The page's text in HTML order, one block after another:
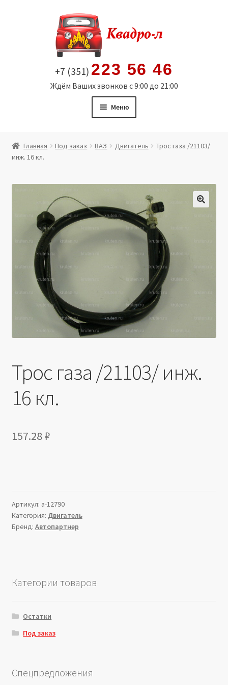
содержимому
+7 (351) 223 56 46
Ждём Ваших звонков с 9:00 до 21:00
Меню
Витрина
Мой аккаунт
Политика в отношении обработки персональных
данных
Производители
Юридические данные
Главная Под заказ ВАЗ Двигатель
Трос газа /21103/
инж. 16 кл.
Трос газа /21103/ инж.
16 кл.
157.28₽
Артикул: a-12790
Категория: Двигатель
Бренд: Автопартнер
Категории товаров
Остатки
Под заказ
Спецпредложения